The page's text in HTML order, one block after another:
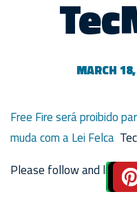
MARCH
Free Fire será proibido
muda com a Lei Felca
Please follow and like us: